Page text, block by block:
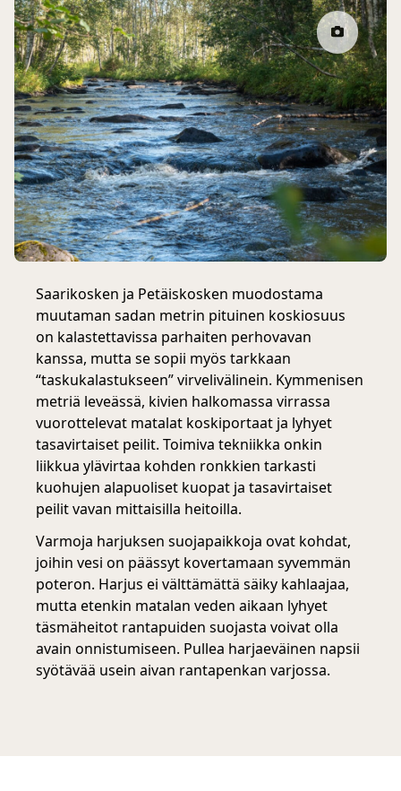
Saarikosken ja Petäiskosken muodostama
muutaman sadan metrin pituinen koskiosuus
on kalastettavissa parhaiten perhovavan
kanssa, mutta se sopii myös tarkkaan
“taskukalastukseen” virvelivälinein. Kymmenisen
metriä leveässä, kivien halkomassa virrassa
vuorottelevat matalat koskiportaat ja lyhyet
tasavirtaiset peilit. Toimiva tekniikka onkin
liikkua ylävirtaa kohden ronkkien tarkasti
kuohujen alapuoliset kuopat ja tasavirtaiset
peilit vavan mittaisilla heitoilla.
Varmoja harjuksen suojapaikkoja ovat kohdat,
joihin vesi on päässyt kovertamaan syvemmän
poteron. Harjus ei välttämättä säiky kahlaajaa,
mutta etenkin matalan veden aikaan lyhyet
täsmäheitot rantapuiden suojasta voivat olla
avain onnistumiseen. Pullea harjaeväinen napsii
syötävää usein aivan rantapenkan varjossa.